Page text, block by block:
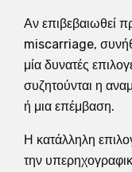
Αν επιβεβαιωθεί
miscarriage,
μία δυνατές
συζητούνται η
ή μια επέμβαση.
Η κατάλληλη
την